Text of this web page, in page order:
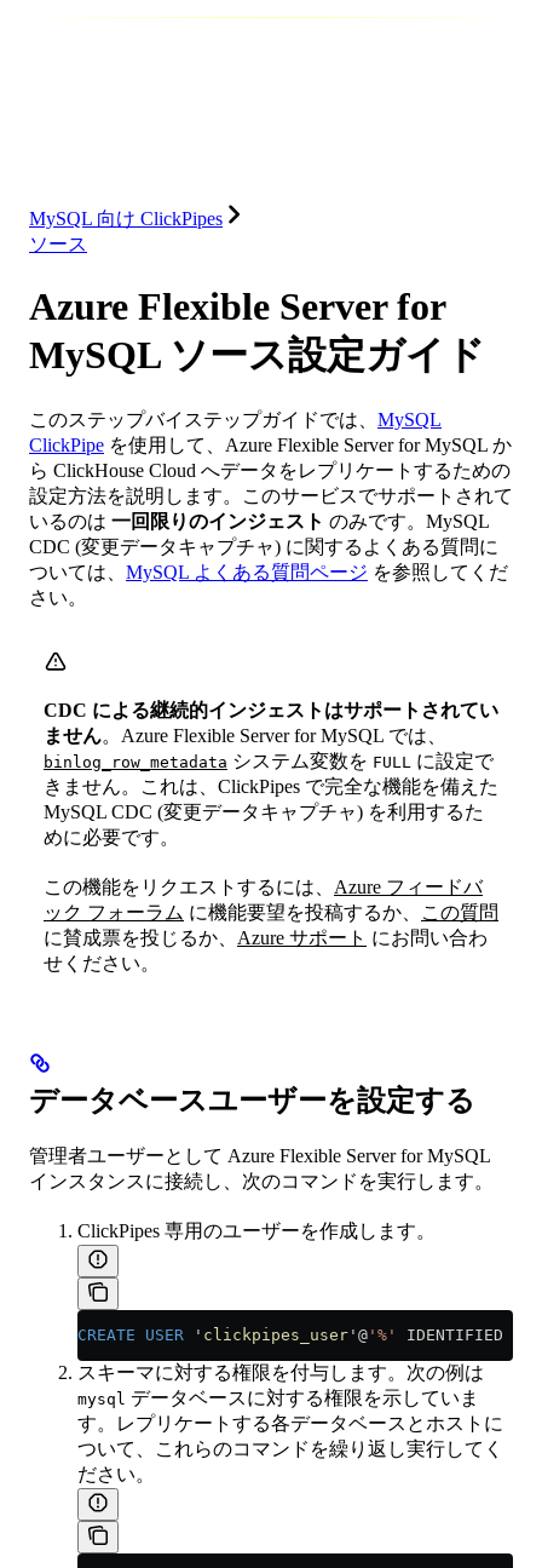
MySQL 向け ClickPipes
ソース
Azure Flexible Server for
MySQL ソース設定ガイド
このステップバイステップガイドでは、 MySQL
ClickPipe を使用して、Azure Flexible Server for MySQL か
ら ClickHouse Cloud へデータをレプリケートするための
設定方法を説明します。このサービスでサポートされて
いるのは 一回限りのインジェスト のみです。MySQL
CDC (変更データキャプチャ) に関するよくある質問に
ついては、 MySQL よくある質問ページ を参照してくだ
さい。
CDC による継続的インジェストはサポートされてい
ません。Azure Flexible Server for MySQL では、
binlog_row_metadata システム変数を FULL に設定で
きません。これは、ClickPipes で完全な機能を備えた
MySQL CDC (変更データキャプチャ) を利用するた
めに必要です。
この機能をリクエストするには、 Azure フィードバ
ック フォーラム に機能要望を投稿するか、
この質問
に賛成票を投じるか、 Azure サポート にお問い合わ
せください。
データベースユーザーを設定する
管理者ユーザーとして Azure Flexible Server for MySQL
インスタンスに接続し、次のコマンドを実行します。
ClickPipes 専用のユーザーを作成します。
CREATE USER ' clickpipes_user '@ '%' IDENTIFIED
スキーマに対する権限を付与します。次の例は
mysql データベースに対する権限を示していま
す。レプリケートする各データベースとホストに
ついて、これらのコマンドを繰り返し実行してく
ださい。